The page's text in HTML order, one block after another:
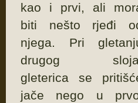
kao i prvi, ali
biti nešto rjeđi
njega. Pri
drugog
gleterica se
jače nego u